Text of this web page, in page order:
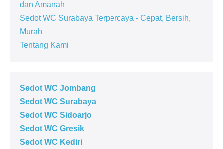
dan Amanah
Sedot WC Surabaya Terpercaya - Cepat, Bersih,
Murah
Tentang Kami
Sedot WC Jombang
Sedot WC Surabaya
Sedot WC Sidoarjo
Sedot WC Gresik
Sedot WC Kediri